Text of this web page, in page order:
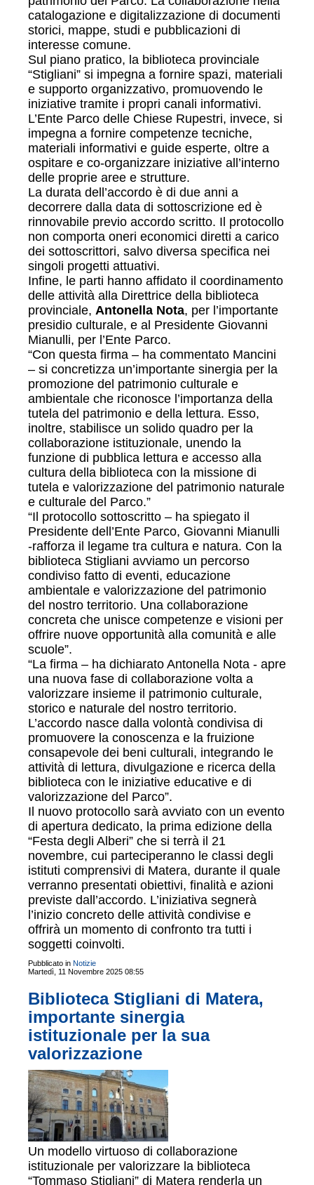
catalogazione e digitalizzazione di documenti
storici, mappe, studi e pubblicazioni di
interesse comune.
Sul piano pratico, la biblioteca provinciale
“Stigliani” si impegna a fornire spazi, materiali
e supporto organizzativo, promuovendo le
iniziative tramite i propri canali informativi.
L’Ente Parco delle Chiese Rupestri, invece, si
impegna a fornire competenze tecniche,
materiali informativi e guide esperte, oltre a
ospitare e co-organizzare iniziative all’interno
delle proprie aree e strutture.
La durata dell’accordo è di due anni a
decorrere dalla data di sottoscrizione ed è
rinnovabile previo accordo scritto. Il protocollo
non comporta oneri economici diretti a carico
dei sottoscrittori, salvo diversa specifica nei
singoli progetti attuativi.
Infine, le parti hanno affidato il coordinamento
delle attività alla Direttrice della biblioteca
provinciale, Antonella Nota, per l’importante
presidio culturale, e al Presidente Giovanni
Mianulli, per l’Ente Parco.
“Con questa firma – ha commentato Mancini
– si concretizza un’importante sinergia per la
promozione del patrimonio culturale e
ambientale che riconosce l’importanza della
tutela del patrimonio e della lettura. Esso,
inoltre, stabilisce un solido quadro per la
collaborazione istituzionale, unendo la
funzione di pubblica lettura e accesso alla
cultura della biblioteca con la missione di
tutela e valorizzazione del patrimonio naturale
e culturale del Parco.”
“Il protocollo sottoscritto – ha spiegato il
Presidente dell’Ente Parco, Giovanni Mianulli
-rafforza il legame tra cultura e natura. Con la
biblioteca Stigliani avviamo un percorso
condiviso fatto di eventi, educazione
ambientale e valorizzazione del patrimonio
del nostro territorio. Una collaborazione
concreta che unisce competenze e visioni per
offrire nuove opportunità alla comunità e alle
scuole”.
“La firma – ha dichiarato Antonella Nota - apre
una nuova fase di collaborazione volta a
valorizzare insieme il patrimonio culturale,
storico e naturale del nostro territorio.
L’accordo nasce dalla volontà condivisa di
promuovere la conoscenza e la fruizione
consapevole dei beni culturali, integrando le
attività di lettura, divulgazione e ricerca della
biblioteca con le iniziative educative e di
valorizzazione del Parco”.
Il nuovo protocollo sarà avviato con un evento
di apertura dedicato, la prima edizione della
“Festa degli Alberi” che si terrà il 21
novembre, cui parteciperanno le classi degli
istituti comprensivi di Matera, durante il quale
verranno presentati obiettivi, finalità e azioni
previste dall’accordo. L’iniziativa segnerà
l’inizio concreto delle attività condivise e
offrirà un momento di confronto tra tutti i
soggetti coinvolti.
Pubblicato in Notizie
Martedì, 11 Novembre 2025 08:55
Biblioteca Stigliani di Matera,
importante sinergia
istituzionale per la sua
valorizzazione
Un modello virtuoso di collaborazione
istituzionale per valorizzare la biblioteca
“Tommaso Stigliani” di Matera renderla un